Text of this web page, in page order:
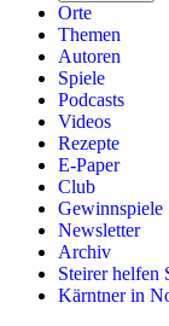
Orte
Themen
Autoren
Spiele
Podcasts
Videos
Rezepte
E-Paper
Club
Gewinnspiele
Newsletter
Archiv
Steirer helfen
Kärntner in